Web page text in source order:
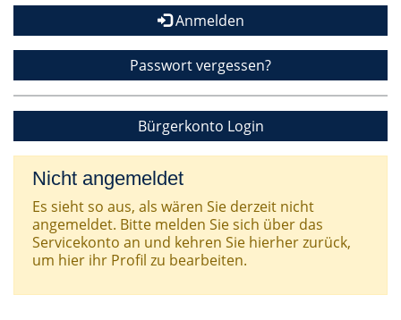
Anmelden
Passwort vergessen?
Bürgerkonto Login
Nicht angemeldet
Es sieht so aus, als wären Sie derzeit nicht
angemeldet. Bitte melden Sie sich über das
Servicekonto an und kehren Sie hierher zurück,
um hier ihr Profil zu bearbeiten.